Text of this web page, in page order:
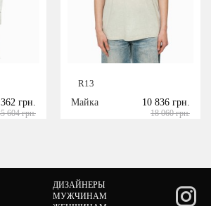
грн.
604 грн.
R13
Майка
10 836 грн.
18 060 грн.
ДИЗАЙНЕРЫ
МУЖЧИНАМ